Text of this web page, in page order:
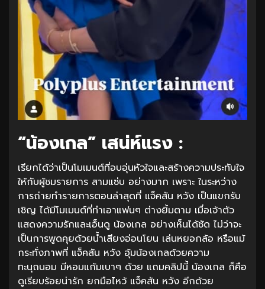
“น้องเกล” เสน่ห์แรง :
เรียกได้ว่าเป็นโมเมนต์ที่อบอุ่นหัวใจและสร้างความประทับใจ
ให้กับผู้ชมรายการ สามแซ่บ อย่างมาก เพราะ ในระหว่าง
การถ่ายทำรายการตอนล่าสุดที่ แจ็คสัน หวัง เป็นแขกรับ
เชิญ ได้มีโมเมนต์ที่ทำเอาแฟนๆ ต่างยิ้มตาม เมื่อเจ้าตัว
แสดงความรักและเอ็นดู น้องเกล อย่างเห็นได้ชัด ไม่ว่าจะ
เป็นการพูดคุยด้วยน้ำเสียงอ่อนโยน เล่นหยอกล้อ หรือแม้
กระทั่งภาพที่ แจ็คสัน หวัง อุ้มน้องเกลด้วยความ
ทะนุถนอม มีหอมแก้มเบาๆ ด้วย แถมคลิปนี้ น้องเกล ก็คือ
ดูเรียบร้อยน่ารัก ยกมือไหว้ แจ็คสัน หวัง อีกด้วย